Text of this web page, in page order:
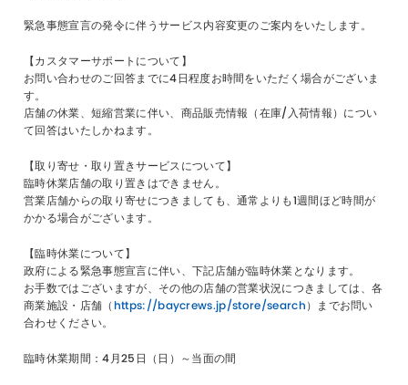
緊急事態宣言の発令に伴うサービス内容変更のご案内をいたします。
【カスタマーサポートについて】
お問い合わせのご回答までに4日程度お時間をいただく場合がございま
す。
店舗の休業、短縮営業に伴い、商品販売情報（在庫/入荷情報）につい
て回答はいたしかねます。
【取り寄せ・取り置きサービスについて】
臨時休業店舗の取り置きはできません。
営業店舗からの取り寄せにつきましても、通常よりも1週間ほど時間が
かかる場合がございます。
【臨時休業について】
政府による緊急事態宣言に伴い、下記店舗が臨時休業となります。
お手数ではございますが、その他の店舗の営業状況につきましては、各
商業施設・店舗（https://baycrews.jp/store/search）までお問い
合わせください。
臨時休業期間：4月25日（日）～当面の間